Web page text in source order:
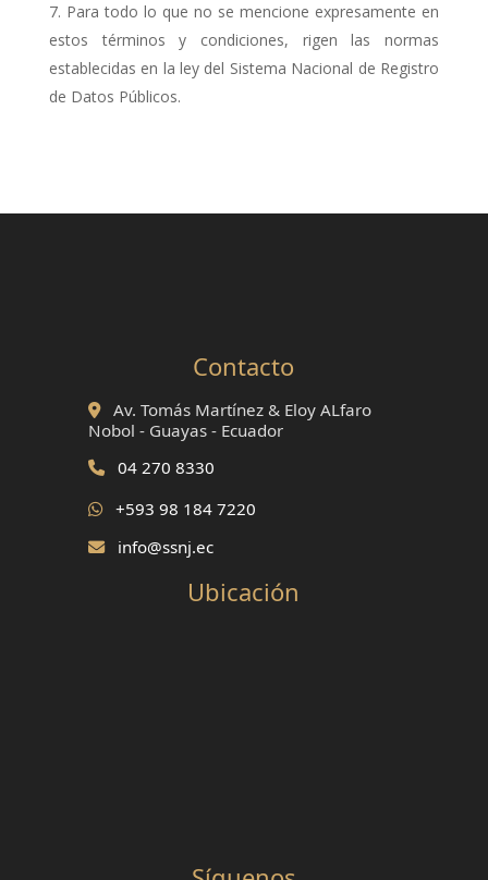
Para todo lo que no se mencione expresamente en
estos términos y condiciones, rigen las normas
establecidas en la ley del Sistema Nacional de Registro
de Datos Públicos.
Contacto
Av. Tomás Martínez & Eloy ALfaro
Nobol - Guayas - Ecuador
04 270 8330
+593 98 184 7220
info@ssnj.ec
Ubicación